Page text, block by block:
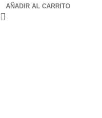
AÑADIR AL CARRITO